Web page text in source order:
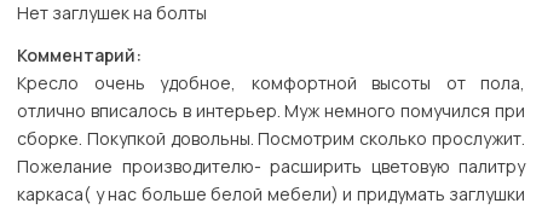
Нет заглушек на болты
Комментарий:
Кресло очень удобное, комфортной высоты от пола,
отлично вписалось в интерьер. Муж немного помучился при
сборке. Покупкой довольны. Посмотрим сколько прослужит.
Пожелание производителю- расширить цветовую палитру
каркаса( у нас больше белой мебели) и придумать заглушки